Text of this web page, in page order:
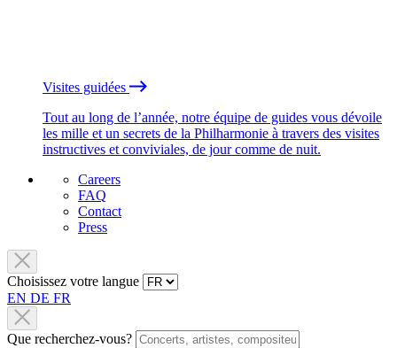
Visites guidées
Tout au long de l’année, notre équipe de guides vous dévoile
les mille et un secrets de la Philharmonie à travers des visites
instructives et conviviales, de jour comme de nuit.
Careers
FAQ
Contact
Press
Choisissez votre langue
EN DE FR
Que recherchez-vous?